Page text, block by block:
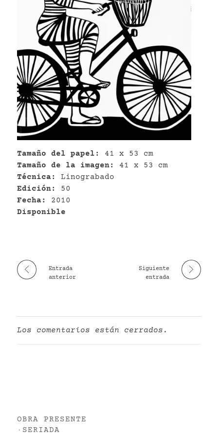
Tamaño del papel:
41 x 53 cm
Tamaño de la imagen:
41 x 53 cm
Técnica:
Linograbado
Edición:
50
Fecha:
2010
Disponible
Entrada
anterior
Siguiente
entrada
Los comentarios están cerrados.
OBRA PRESENTE
· SERIADA